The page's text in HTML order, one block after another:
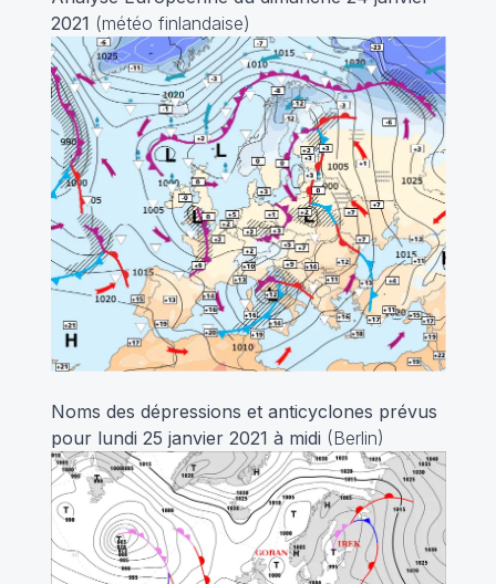
2021 (météo finlandaise)
Noms des dépressions et anticyclones prévus
pour lundi 25 janvier 2021 à midi (Berlin)